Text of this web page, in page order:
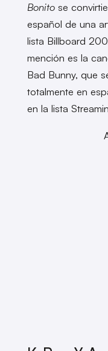
Bonitose
español de una
lista Billboard
mención es la
Bad Bunny, que
totalmente en
en la lista